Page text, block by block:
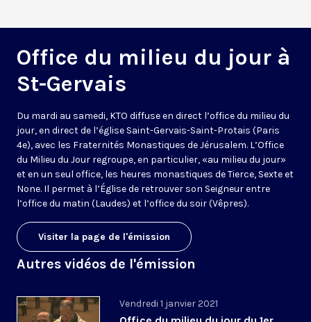
Office du milieu du jour à
St-Gervais
Du mardi au samedi, KTO diffuse en direct l’office du milieu du
jour, en direct de l’église Saint-Gervais-Saint-Protais (Paris
4e), avec les Fraternités Monastiques de Jérusalem. L’Office
du Milieu du Jour regroupe, en particulier, «au milieu du jour»
et en un seul office, les heures monastiques de Tierce, Sexte et
None. Il permet à l’Église de retrouver son Seigneur entre
l’office du matin (Laudes) et l’office du soir (Vêpres).
Visiter la page de l'émission
Autres vidéos de l'émission
Vendredi 1 janvier 2021